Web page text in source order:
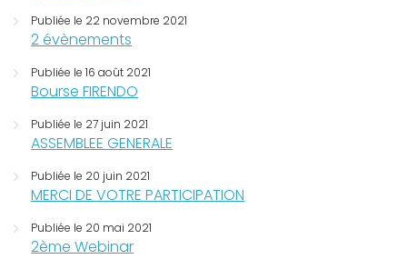
Publiée le 22 novembre 2021
2 évènements
Publiée le 16 août 2021
Bourse FIRENDO
Publiée le 27 juin 2021
ASSEMBLEE GENERALE
Publiée le 20 juin 2021
MERCI DE VOTRE PARTICIPATION
Publiée le 20 mai 2021
2ème Webinar